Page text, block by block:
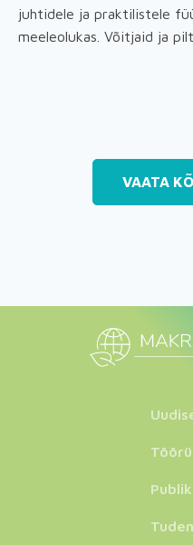
juhtidele ja praktilistele
meeleolukas. Võitjaid ja
VAATA